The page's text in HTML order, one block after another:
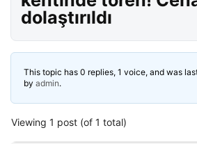
dolaştırıldı
This topic has 0 replies, 1 voice, and was
by admin.
Viewing 1 post (of 1 total)